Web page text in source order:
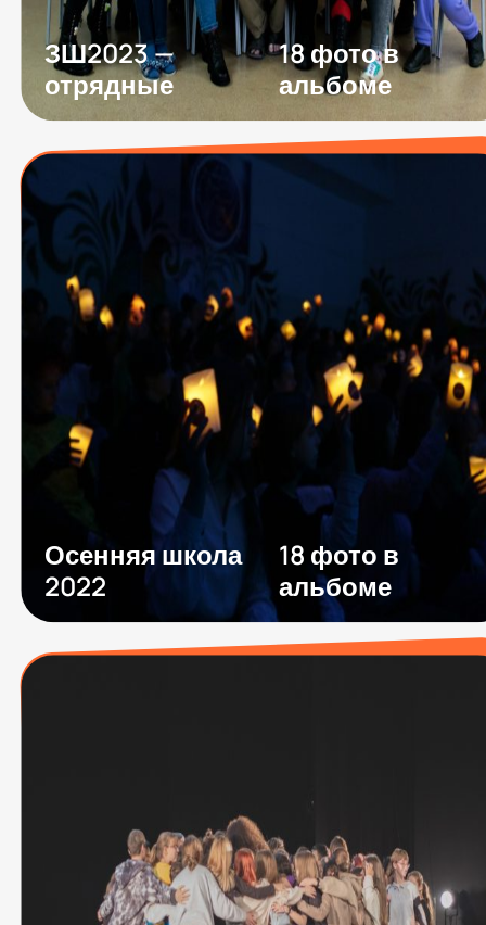
ЗШ2023 —
отрядные
18 фото в
альбоме
Осенняя школа
2022
18 фото в
альбоме